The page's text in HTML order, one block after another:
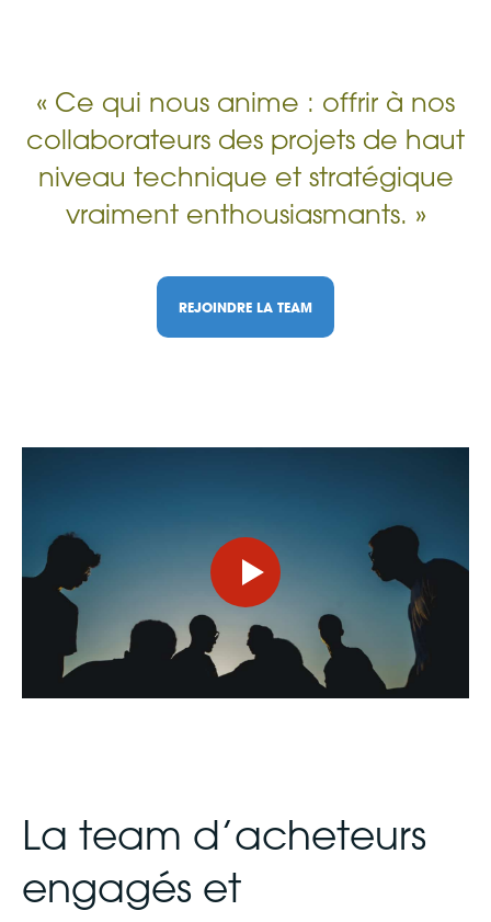
« Ce qui nous anime : offrir à nos
collaborateurs des projets de haut
niveau technique et stratégique
vraiment enthousiasmants. »
REJOINDRE LA TEAM
La team d’acheteurs
engagés et